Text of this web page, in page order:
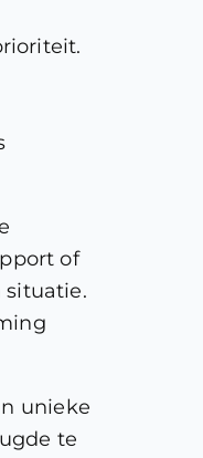
of
situatie.
unieke
te